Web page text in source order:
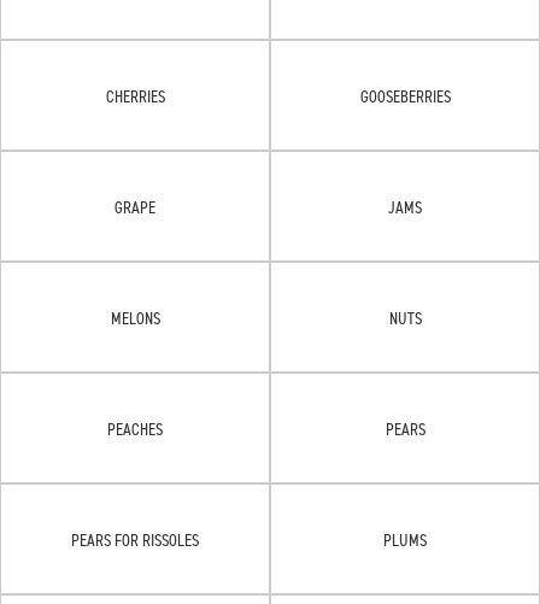
CHERRIES GOOSEBERRIES
GRAPE JAMS
MELONS NUTS
PEACHES PEARS
PEARS FOR RISSOLES PLUMS